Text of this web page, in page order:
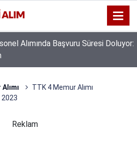
Alımında Başvuru Süresi Doluyor:
TTK 4 Memur Alımı
2023
Reklam